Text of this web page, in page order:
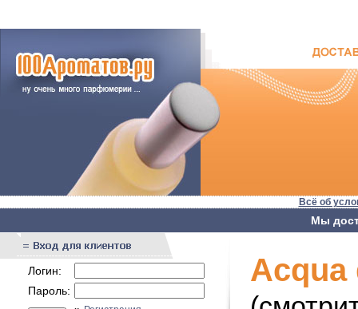
Всё об
Мы
Логин:
Пароль:
Acqua